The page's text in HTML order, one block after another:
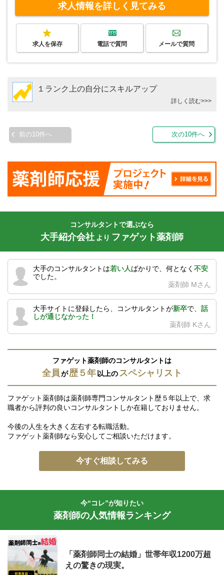
求人情報を詳しく見てみる
求人を保存 電話で質問 メールで質問
１ランク上の自分にスキルアップ
詳しく読む>>>
前の10件へ 次の10件へ
コンサルタントで選ぶなら
大手紹介会社 より ファゲット薬剤師
大手のコンサルタントは若い人ばかりで、何となく 不安
でした。
薬剤師 Mさん
大手サイトに登録したら、コンサルタントが新卒で、 話
しが通じなかった！
薬剤師 Kさん
ファゲット薬剤師のコンサルタントは
全員が歴５年以上のスペシャリスト
ファゲット薬剤師は薬剤師専門コンサルタント歴５年以上で、求
職者から評判の良いコンサルタントしか在籍しておりません。
今後の人生を大きく左右する転職活動。
ファゲット薬剤師なら安心してご相談いただけます。
今すぐ相談してみる
今“コレ”が知りたい
薬剤師の人気情報ランキング
「薬剤師同士の結婚」世帯年収1200万超
えの驚きの現実。